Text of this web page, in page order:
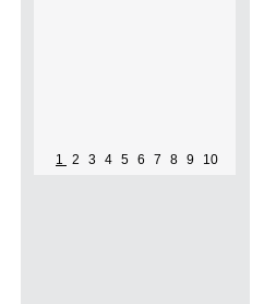
1 2 3 4 5 6 7 8 9 10